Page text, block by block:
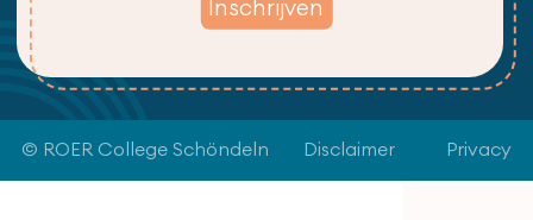
© ROER College Schöndeln Disclaimer Privacy